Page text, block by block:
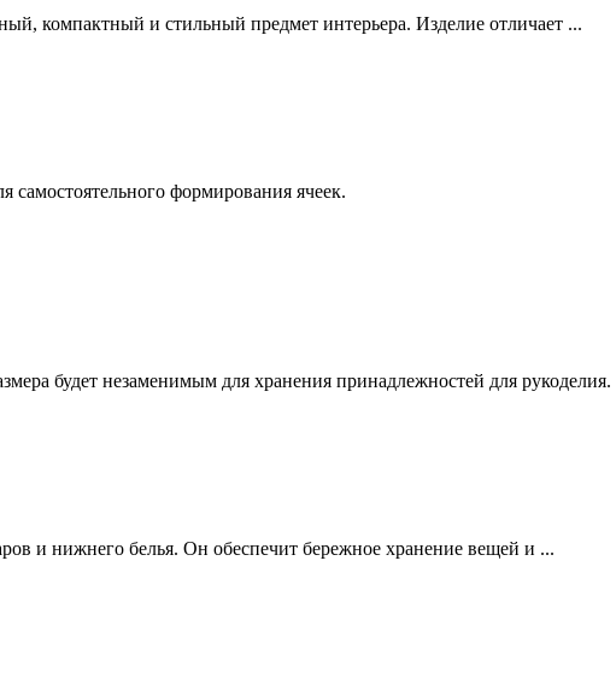
компактный и стильный предмет интерьера. Изделие отличает ...
самостоятельного формирования ячеек.
будет незаменимым для хранения принадлежностей для рукоделия.
и нижнего белья. Он обеспечит бережное хранение вещей и ...